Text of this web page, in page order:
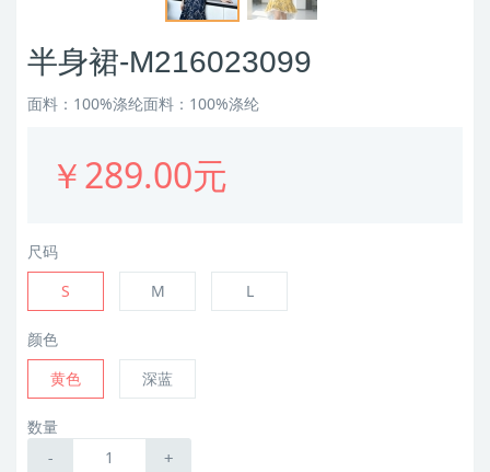
半身裙-M216023099
面料：100%涤纶面料：100%涤纶
￥289.00元
尺码
S
M L
颜色
黄色
深蓝
数量
- +